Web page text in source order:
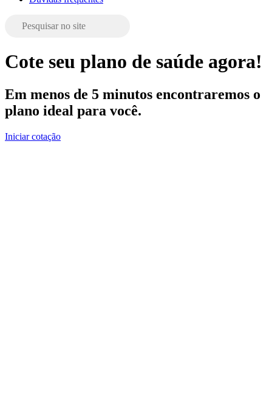
Cote seu plano de saúde agora!
Em menos de 5 minutos encontraremos o
plano ideal para você.
Iniciar cotação